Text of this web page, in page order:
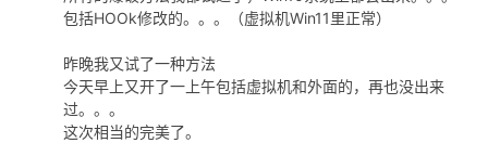
包括HOOk修改的。。。（虚拟机Win11里正常）
昨晚我又试了一种方法
今天早上又开了一上午包括虚拟机和外面的，再也没出来
过。。。
这次相当的完美了。